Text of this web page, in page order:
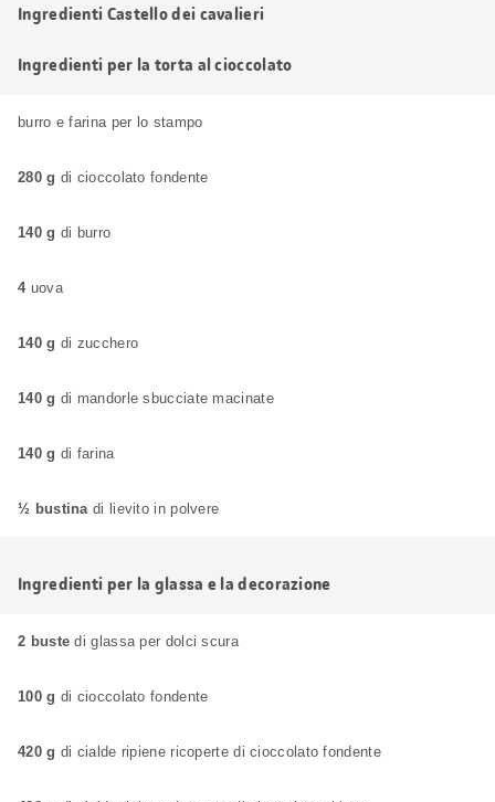
Ingredienti Castello dei cavalieri
Ingredienti per la torta al cioccolato
burro e farina per lo stampo
280 g di cioccolato fondente
140 g di burro
4 uova
140 g di zucchero
140 g di mandorle sbucciate macinate
140 g di farina
½ bustina di lievito in polvere
Ingredienti per la glassa e la decorazione
2 buste di glassa per dolci scura
100 g di cioccolato fondente
420 g di cialde ripiene ricoperte di cioccolato fondente